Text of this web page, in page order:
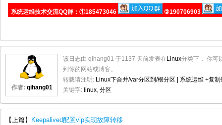
系统运维技术交流QQ群：①185473046 ②190706903
作者: qihang01
该日志由 qihang01 于1137 天前发表在 Linux分类下， 你可
到你的网站或博客。
转载请注明: Linux下合并/var分区到/根分区 | 系统运维 +复制
关键字: linux, 分区
【上篇】
Keepalived配置vip实现故障转移